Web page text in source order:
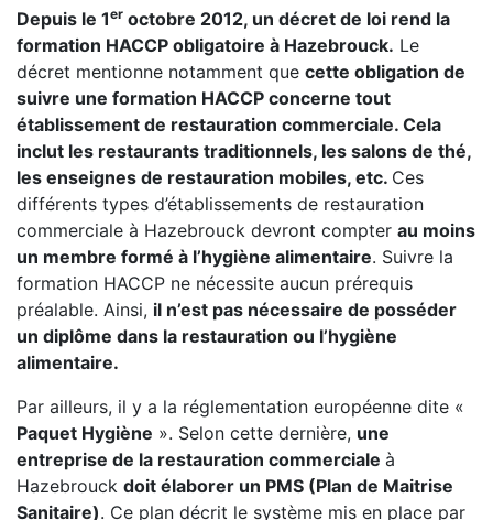
Depuis le 1er octobre 2012, un décret de loi rend la
formation HACCP obligatoire à Hazebrouck. Le
décret mentionne notamment que cette obligation de
suivre une formation HACCP concerne tout
établissement de restauration commerciale. Cela
inclut les restaurants traditionnels, les salons de thé,
les enseignes de restauration mobiles, etc. Ces
différents types d’établissements de restauration
commerciale à Hazebrouck devront compter au moins
un membre formé à l’hygiène alimentaire. Suivre la
formation HACCP ne nécessite aucun prérequis
préalable. Ainsi, il n’est pas nécessaire de posséder
un diplôme dans la restauration ou l’hygiène
alimentaire.
Par ailleurs, il y a la réglementation européenne dite «
Paquet Hygiène ». Selon cette dernière, une
entreprise de la restauration commerciale à
Hazebrouck doit élaborer un PMS (Plan de Maitrise
Sanitaire). Ce plan décrit le système mis en place par